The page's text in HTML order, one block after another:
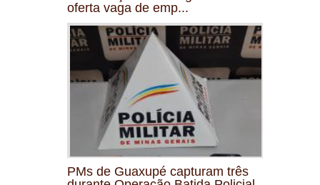
oferta vaga de emp...
PMs de Guaxupé capturam três